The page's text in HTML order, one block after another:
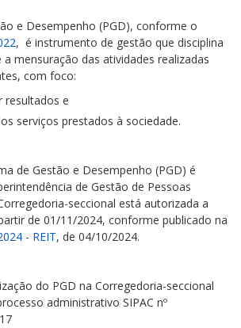
e Desempenho (PGD), conforme o
, é instrumento de gestão que disciplina
mensuração das atividades realizadas
com foco:
resultados e
serviços prestados à sociedade.
de Gestão e Desempenho (PGD) é
de Gestão de Pessoas
seccional está autorizada a
de 01/11/2024, conforme publicado na
- REIT, de 04/10/2024.
do PGD na Corregedoria-seccional
administrativo SIPAC nº